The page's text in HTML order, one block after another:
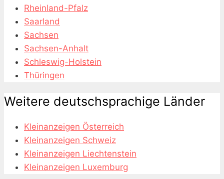
Rheinland-Pfalz
Saarland
Sachsen
Sachsen-Anhalt
Schleswig-Holstein
Thüringen
Weitere deutschsprachige Länder
Kleinanzeigen Österreich
Kleinanzeigen Schweiz
Kleinanzeigen Liechtenstein
Kleinanzeigen Luxemburg